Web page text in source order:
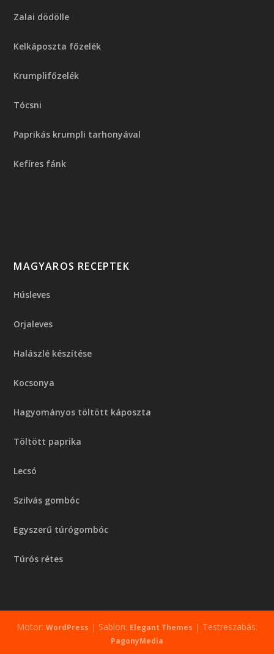
Zalai dödölle
Kelkáposzta főzelék
Krumplifőzelék
Tócsni
Paprikás krumpli tarhonyával
Kefíres fánk
MAGYAROS RECEPTEK
Húsleves
Orjaleves
Halászlé készítése
Kocsonya
Hagyományos töltött káposzta
Töltött paprika
Lecsó
Szilvás gombóc
Egyszerű túrógombóc
Túrós rétes
Motor: WordPress | Sablon: Elegant Themes | Testreszabás:
PagonyMedia